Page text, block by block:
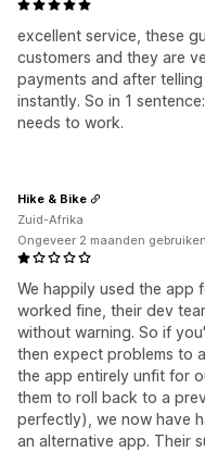
excellent service, these
customers and they are
payments and after
instantly. So in 1
needs to work.
We happily used the app
worked fine, their dev
without warning. So if
then expect problems to
the app entirely unfit for
them to roll back to a
perfectly), we now have
an alternative app. Their
Hike & Bike
Zuid-Afrika
Ongeveer 2 maanden